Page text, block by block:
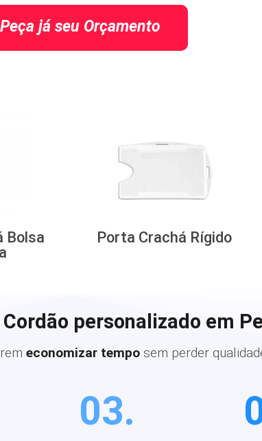
Peça já seu Orçamento
Bolsa
Porta Crachá Rígido
personalizado em
economizar tempo sem perder
03.